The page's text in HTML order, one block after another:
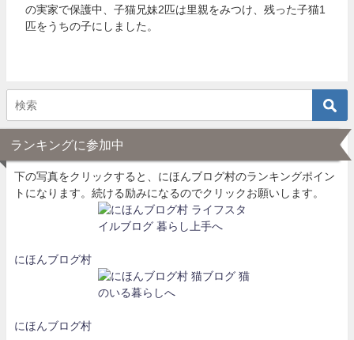
の実家で保護中、子猫兄妹2匹は里親をみつけ、残った子猫1
匹をうちの子にしました。
ランキングに参加中
下の写真をクリックすると、にほんブログ村のランキングポイン
トになります。続ける励みになるのでクリックお願いします。
にほんブログ村
にほんブログ村